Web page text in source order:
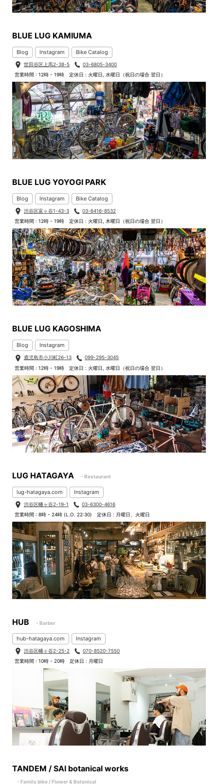
BLUE LUG KAMIUMA
Blog Instagram Bike Catalog
世田谷区上馬2-38-5
03-6805-3400
営業時間 : 12時 - 19時
定休日 : 火曜日, 水曜日（祝日の場合 翌日）
BLUE LUG YOYOGI PARK
Blog Instagram Bike Catalog
渋谷区富ヶ谷1-43-3
03-6416-8532
営業時間 : 12時 - 19時
定休日 : 火曜日, 木曜日（祝日の場合 翌日）
BLUE LUG KAGOSHIMA
Blog Instagram
鹿児島市小川町26-13
099-295-3045
営業時間 : 12時 - 19時
定休日 : 火曜日, 水曜日（祝日の場合 翌日）
LUG HATAGAYA - Restaurant
lug-hatagaya.com Instagram
渋谷区幡ヶ谷2-19-1
03-6300-4616
営業時間 : 8時 - 24時 (L.O. 22:30)
定休日 : 月曜日、火曜日
HUB - Barber
hub-hatagaya.com Instagram
渋谷区幡ヶ谷2-25-2
070-8520-7550
営業時間 : 10時 - 20時
定休日 : 月曜日
TANDEM / SAI botanical works
- Family bike / Flower & Botanical